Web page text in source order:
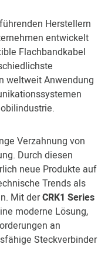
Herstellern
entwickelt
Flachbandkabel
weltweit Anwendung
Verzahnung von
Durch diesen
neue Produkte auf
Trends als
Mit derCRK1 Series
moderne Lösung,
an
Steckverbinder